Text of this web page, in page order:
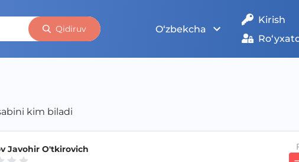
Qidiruv O‘zbekcha
Kirish
kim biladi
Javohir O'tkirovich